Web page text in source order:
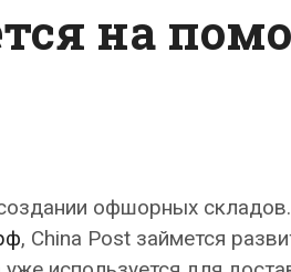
на
офшорных
, China Post займется